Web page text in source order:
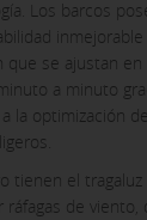
Los barcos
se ajustan
a minuto
la optimización
tienen el
ráfagas de